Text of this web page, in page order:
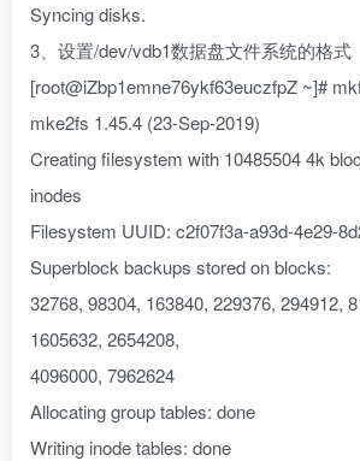
Syncing disks.
3、设置/dev/vdb1数据盘文件系统的格式
[root@iZbp1emne76ykf63euczfpZ ~]#
mke2fs 1.45.4 (23-Sep-2019)
Creating filesystem with 10485504 4k
inodes
Filesystem UUID: c2f07f3a-a93d-4e29-
Superblock backups stored on blocks:
32768, 98304, 163840, 229376, 294912,
1605632, 2654208,
4096000, 7962624
Allocating group tables: done
Writing inode tables: done